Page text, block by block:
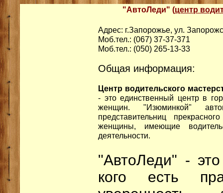
"АвтоЛеди" (центр
Адрес: г.Запорожье, ул.
Моб.тел.: (067) 37-37-371
Моб.тел.: (050) 265-13-33
Общая информация:
Центр водительского
- это единственный центр в
женщин. "Изюминкой"
представительниц
женщины, имеющие
деятельности.
"АвтоЛеди" -
кого есть